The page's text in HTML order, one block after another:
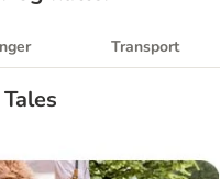
Transport